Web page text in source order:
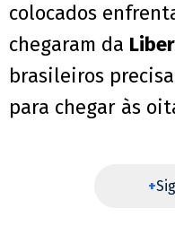
colocados
chegaram da
brasileiros
para chegar às
+